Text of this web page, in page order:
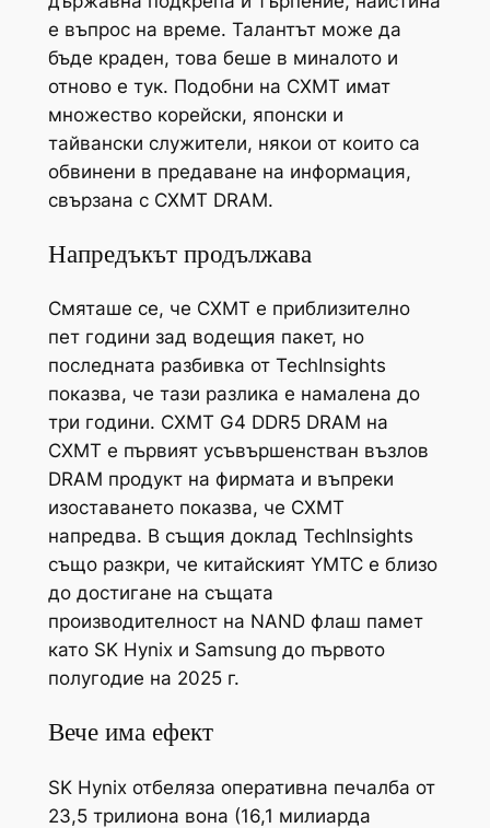
е въпрос на време. Талантът може да
бъде краден, това беше в миналото и
отново е тук. Подобни на CXMT имат
множество корейски, японски и
тайвански служители, някои от които са
обвинени в предаване на информация,
свързана с CXMT DRAM.
Напредъкът продължава
Смяташе се, че CXMT е приблизително
пет години зад водещия пакет, но
последната разбивка от TechInsights
показва, че тази разлика е намалена до
три години. CXMT G4 DDR5 DRAM на
CXMT е първият усъвършенстван възлов
DRAM продукт на фирмата и въпреки
изоставането показва, че CXMT
напредва. В същия доклад TechInsights
също разкри, че китайският YMTC е близо
до достигане на същата
производителност на NAND флаш памет
като SK Hynix и Samsung до първото
полугодие на 2025 г.
Вече има ефект
SK Hynix отбеляза оперативна печалба от
23,5 трилиона вона (16,1 милиарда